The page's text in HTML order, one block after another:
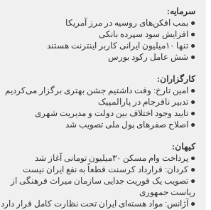
سرمایه:
● بمب افکن‌های روسیه در مرز آمریکا
● افزایش سود سپرده بانکی
● تنها ۱۰میلیون ایرانی کاربر اینترنت هستند
● شش عامل رکود بورس
کارگزاران:
● امین تارخ: وقت داشتیم جشن بهتری برگزار می‌کردیم
● تدبیر نافرجام در پارالمپیک
● تایید وجود اختلاف بین دولت و مدیریت شهری
● اصلاح صفرهای پول ملی تصویب شد
کیهان:
● پرداخت وام مسکن ۳۰میلیون تومانی آغاز شد
● کردان: قرارداد کرسنت قطعاً به نفع ایران نیست
● تصویب یک فوریت جدایی سازمان میراث فرهنگی از
ریاست جمهوری
● آژانس: مواد هسته‌ای ایران تحت نظارت کامل قرار دارد